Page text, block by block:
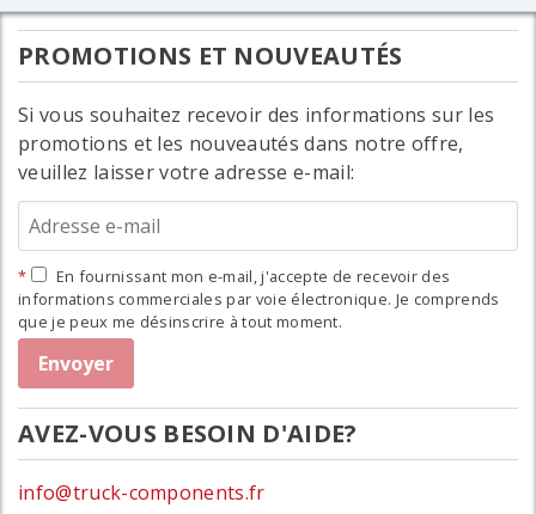
PROMOTIONS ET NOUVEAUTÉS
Si vous souhaitez recevoir des informations sur les
promotions et les nouveautés dans notre offre,
veuillez laisser votre adresse e-mail:
En fournissant mon e-mail, j'accepte de recevoir des
informations commerciales par voie électronique. Je comprends
que je peux me désinscrire à tout moment.
AVEZ-VOUS BESOIN D'AIDE?
info@truck-components.fr